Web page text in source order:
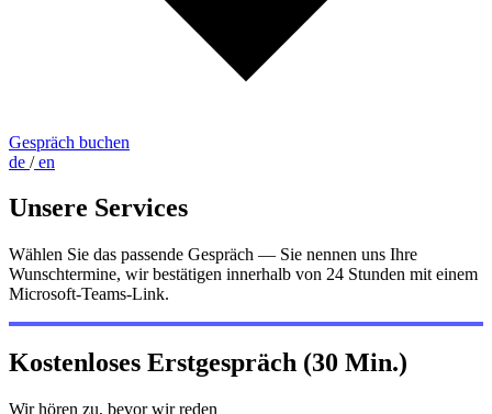
Gespräch buchen
de /en
Unsere Services
Wählen Sie das passende Gespräch — Sie nennen uns Ihre
Wunschtermine, wir bestätigen innerhalb von 24 Stunden mit einem
Microsoft-Teams-Link.
Kostenloses Erstgespräch (30 Min.)
Wir hören zu, bevor wir reden